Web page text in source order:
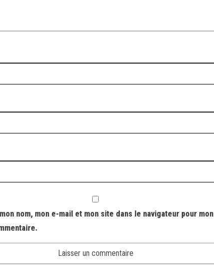
nom, mon e-mail et mon site dans le navigateur pour mon